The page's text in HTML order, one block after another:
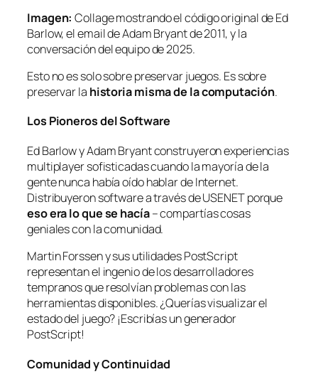
Imagen: Collage mostrando el código original de Ed
Barlow, el email de Adam Bryant de 2011, y la
conversación del equipo de 2025.
Esto no es solo sobre preservar juegos. Es sobre
preservar la historia misma de la computación.
Los Pioneros del Software
Ed Barlow y Adam Bryant construyeron experiencias
multiplayer sofisticadas cuando la mayoría de la
gente nunca había oído hablar de Internet.
Distribuyeron software a través de USENET porque
eso era lo que se hacía– compartías cosas
geniales con la comunidad.
Martin Forssen y sus utilidades PostScript
representan el ingenio de los desarrolladores
tempranos que resolvían problemas con las
herramientas disponibles. ¿Querías visualizar el
estado del juego? ¡Escribías un generador
PostScript!
Comunidad y Continuidad